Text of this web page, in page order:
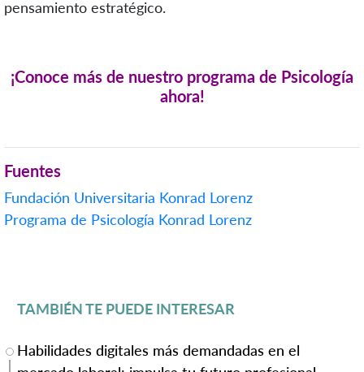
pensamiento estratégico.
¡Conoce más de nuestro programa de Psicología
ahora!
Fuentes
Fundación Universitaria Konrad Lorenz
Programa de Psicología Konrad Lorenz
TAMBIÉN TE PUEDE INTERESAR
Habilidades digitales más demandadas en el